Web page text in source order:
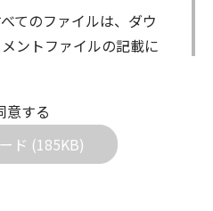
てのファイルは、ダウ
ントファイルの記載に
ません。また、ファイ
一切行わないでくださ
意する
ド (185KB)